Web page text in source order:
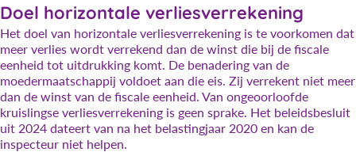
Doel horizontale verliesverrekening
Het doel van horizontale verliesverrekening is te voorkomen dat
meer verlies wordt verrekend dan de winst die bij de fiscale
eenheid tot uitdrukking komt. De benadering van de
moedermaatschappij voldoet aan die eis. Zij verrekent niet meer
dan de winst van de fiscale eenheid. Van ongeoorloofde
kruislingse verliesverrekening is geen sprake. Het beleidsbesluit
uit 2024 dateert van na het belastingjaar 2020 en kan de
inspecteur niet helpen.